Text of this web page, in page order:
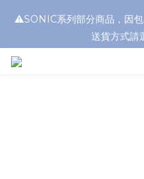
浮水太陽眼鏡
⚠️SONIC系列部分商品，因包
送貨方式請